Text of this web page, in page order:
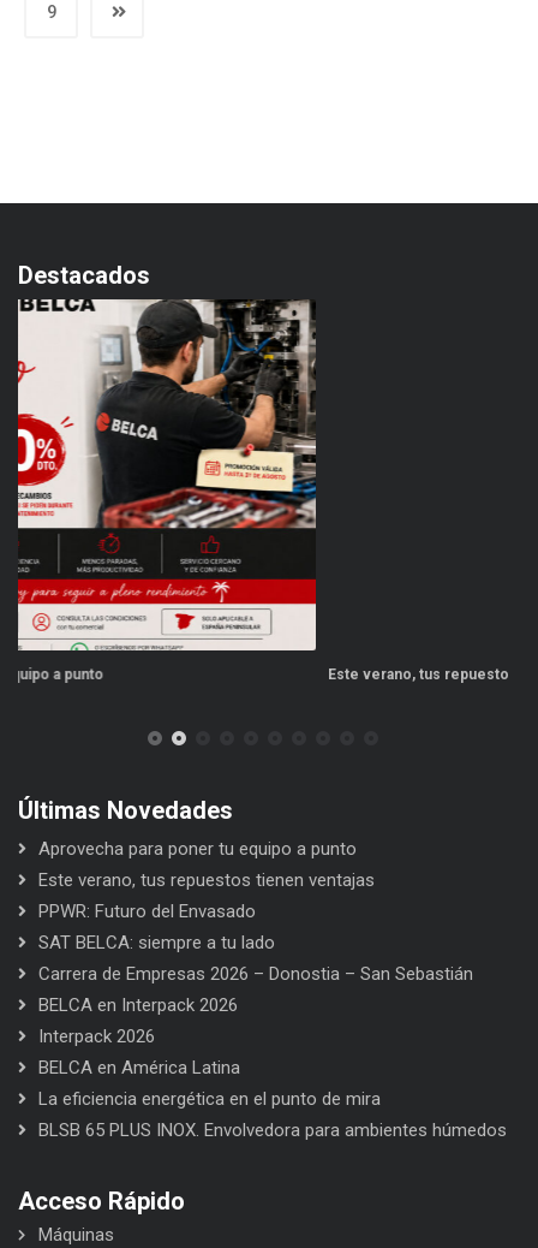
9
Destacados
Este verano, tus repuestos tienen ventajas
Últimas Novedades
Aprovecha para poner tu equipo a punto
Este verano, tus repuestos tienen ventajas
PPWR: Futuro del Envasado
SAT BELCA: siempre a tu lado
Carrera de Empresas 2026 – Donostia – San Sebastián
BELCA en Interpack 2026
Interpack 2026
BELCA en América Latina
La eficiencia energética en el punto de mira
BLSB 65 PLUS INOX. Envolvedora para ambientes húmedos
Acceso Rápido
Máquinas